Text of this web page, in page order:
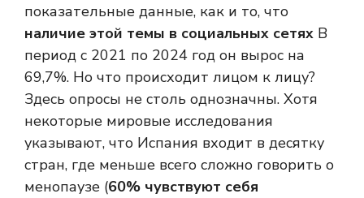
показательные данные, как и то, что
наличие этой темы в социальных сетях В
период с 2021 по 2024 год он вырос на
69,7%. Но что происходит лицом к лицу?
Здесь опросы не столь однозначны. Хотя
некоторые мировые исследования
указывают, что Испания входит в десятку
стран, где меньше всего сложно говорить о
менопаузе (60% чувствуют себя